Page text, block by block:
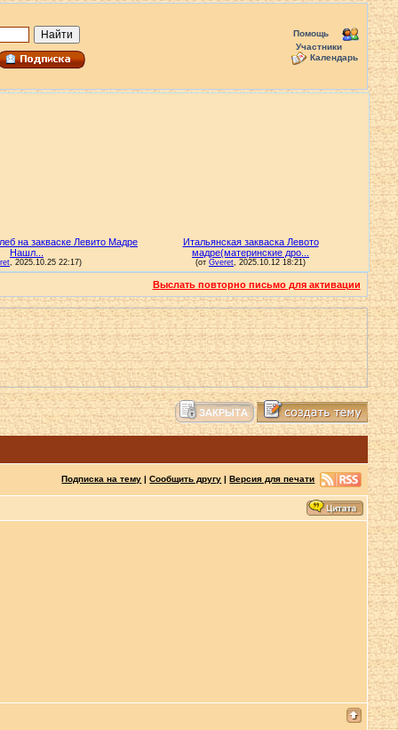
Помощь
Участники
Календарь
Выслать повторно письмо для активации
Подписка на тему |Сообщить другу |Версия для печати